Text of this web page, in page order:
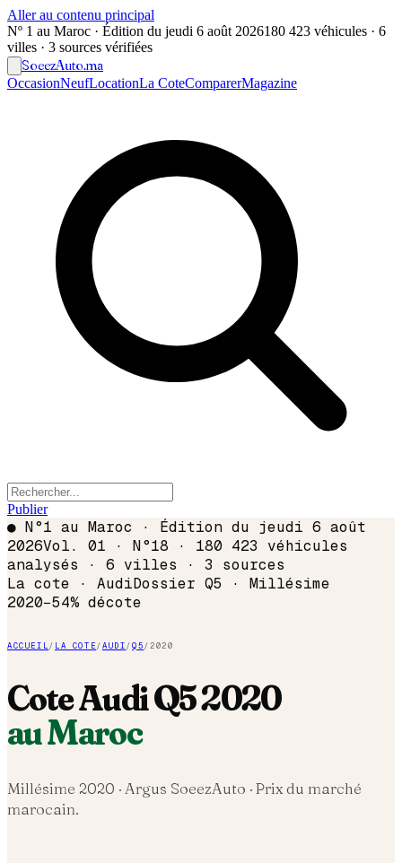
Aller au contenu principal
Nº 1 au Maroc · Édition du jeudi 6 août 2026180 423 véhicules · 6
villes · 3 sources vérifiées
SoeezAuto.ma
OccasionNeufLocationLa CoteComparerMagazine
Publier
● N°1 au Maroc · Édition du jeudi 6 août
2026Vol. 01 · N°18 · 180 423 véhicules
analysés · 6 villes · 3 sources
La cote · AudiDossier Q5 · Millésime
2020−54% décote
ACCUEIL/ LA COTE/AUDI/Q5/2020
CoteAudiQ52020
au Maroc
Millésime 2020 · Argus SoeezAuto · Prix du marché
marocain.